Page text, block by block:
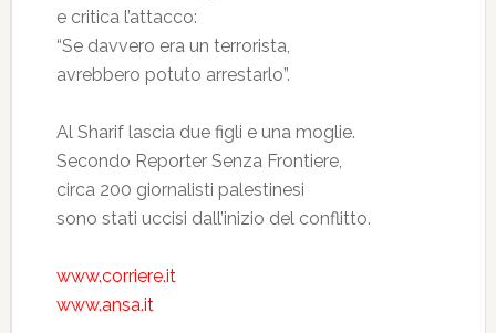
e critica l’attacco:
“Se davvero era un terrorista,
avrebbero potuto arrestarlo”.
Al Sharif lascia due figli e una moglie.
Secondo Reporter Senza Frontiere,
circa 200 giornalisti palestinesi
sono stati uccisi dall’inizio del conflitto.
www.corriere.it
www.ansa.it